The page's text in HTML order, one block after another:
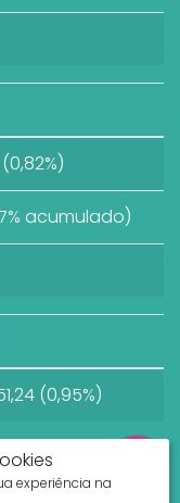
experiência na
(0,82%)
acumulado)
(0,95%)